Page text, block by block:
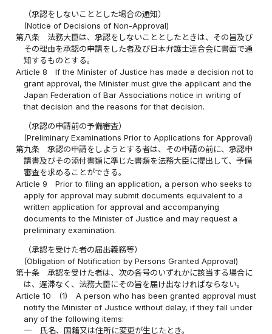
（承認をしないこととした場合の通知）
(Notice of Decisions of Non-Approval)
第八条
法務大臣は、承認をしないこととしたときは、その旨及び
その理由を承認の申請をした者及び日本弁護士連合会に書面で通
知するものとする。
Article 8
If the Minister of Justice has made a decision not to
grant approval, the Minister must give the applicant and the
Japan Federation of Bar Associations notice in writing of
that decision and the reasons for that decision.
（承認の申請前の予備審査）
(Preliminary Examinations Prior to Applications for Approval)
第九条
承認の申請をしようとする者は、その申請の前に、承認申
請書及びその添付書類に準じた書類を法務大臣に提出して、予備
審査を求めることができる。
Article 9
Prior to filing an application, a person who seeks to
apply for approval may submit documents equivalent to a
written application for approval and accompanying
documents to the Minister of Justice and may request a
preliminary examination.
（承認を受けた者の届出義務等）
(Obligation of Notification by Persons Granted Approval)
第十条
承認を受けた者は、次の各号のいずれかに該当する場合に
は、遅滞なく、法務大臣にその旨を届け出なければならない。
Article 10
(1)
A person who has been granted approval must
notify the Minister of Justice without delay, if they fall under
any of the following items:
一
氏名、国籍又は住所に変更が生じたとき。